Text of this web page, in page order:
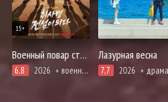
15+
Военный повар становится легендой
6,8 2026 военные, комедия, фэнтези
Лазурная весна
7,7 2026 драма, приключения, повседневность